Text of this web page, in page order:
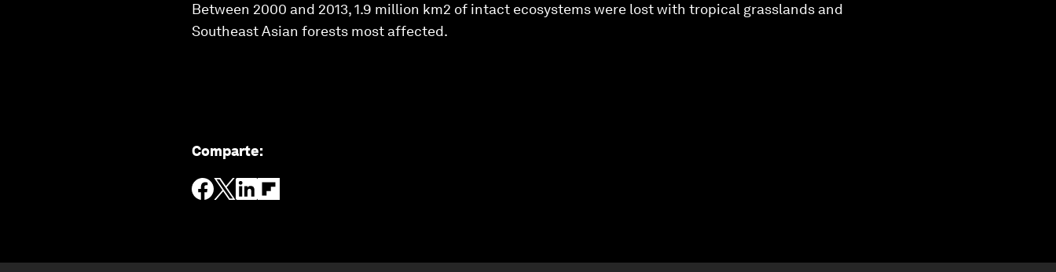
Between 2000 and 2013, 1.9 million km2 of intact ecosystems were lost with tropical grasslands and
Southeast Asian forests most affected.
Comparte: